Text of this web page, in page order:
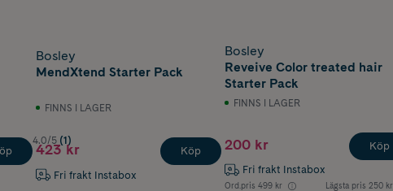
Bosley
MendXtend Starter Pack
FINNS I LAGER
4.0/5 (1)
423 kr
Fri frakt Instabox
Köp
Bosley
Reveive Color treated hair
Starter Pack
FINNS I LAGER
200 kr
Fri frakt Instabox
Ord.pris 499 kr Lägsta pris 250 kr
Köp